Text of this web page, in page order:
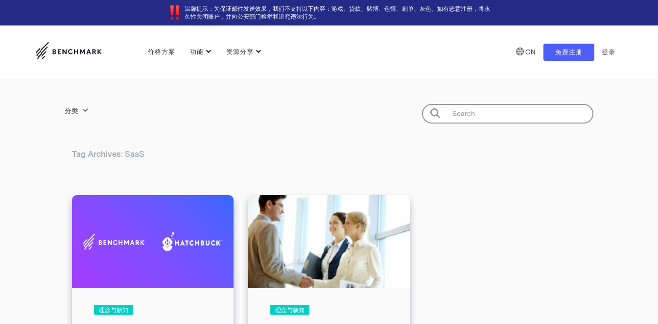
温馨提示：为保证邮件发送效果，我们不支持以下内容：游戏、贷款、赌博、色情、刷单、灰色。如有恶意注册，将永
久性关闭账户，并向公安部门检举和追究违法行为。
价格方案 功能 资源分享 CN 免费注册 登录
分类
Tag Archives: SaaS
理念与新知 理念与新知